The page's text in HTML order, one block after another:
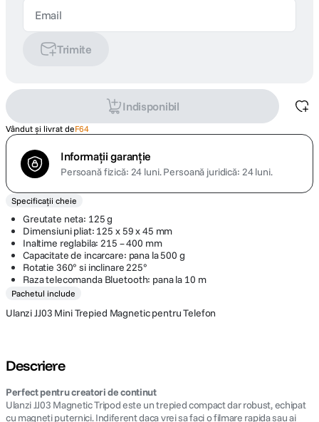
Trimite
Indisponibil
Vândut și livrat deF64
Informații garanție
Persoană fizică: 24 luni.Persoană juridică: 24 luni.
Specificații cheie
Greutate neta: 125 g
Dimensiuni pliat: 125 x 59 x 45 mm
Inaltime reglabila: 215 – 400 mm
Capacitate de incarcare: pana la 500 g
Rotatie 360° si inclinare 225°
Raza telecomanda Bluetooth: pana la 10 m
Pachetul include
Ulanzi JJ03 Mini Trepied Magnetic pentru Telefon
Descriere
Perfect pentru creatori de continut
Ulanzi JJ03 Magnetic Tripod este un trepied compact dar robust, echipat
cu magneti puternici. Indiferent daca vrei sa faci o filmare rapida sau ai